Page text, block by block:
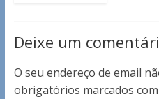
Deixe um
O seu endereço de email
obrigatórios marcados com